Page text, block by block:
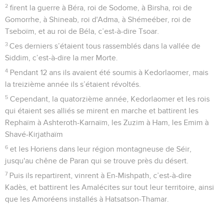
2 firent la guerre à Béra, roi de Sodome, à Birsha, roi de
Gomorrhe, à Shineab, roi d'Adma, à Shémeéber, roi de
Tseboïm, et au roi de Béla, c’est-à-dire Tsoar.
3 Ces derniers s’étaient tous rassemblés dans la vallée de
Siddim, c’est-à-dire la mer Morte.
4 Pendant 12 ans ils avaient été soumis à Kedorlaomer, mais
la treizième année ils s’étaient révoltés.
5 Cependant, la quatorzième année, Kedorlaomer et les rois
qui étaient ses alliés se mirent en marche et battirent les
Rephaïm à Ashteroth-Karnaïm, les Zuzim à Ham, les Emim à
Shavé-Kirjathaïm
6 et les Horiens dans leur région montagneuse de Séir,
jusqu'au chêne de Paran qui se trouve près du désert.
7 Puis ils repartirent, vinrent à En-Mishpath, c’est-à-dire
Kadès, et battirent les Amalécites sur tout leur territoire, ainsi
que les Amoréens installés à Hatsatson-Thamar.